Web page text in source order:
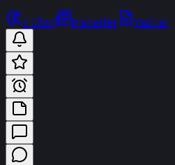
t-Chat Haberler Yazılar